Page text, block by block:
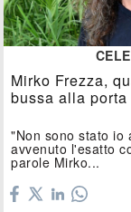
Mirko Frezza,
bussa alla porta
"Non sono stato io
avvenuto l'esatto
parole Mirko...